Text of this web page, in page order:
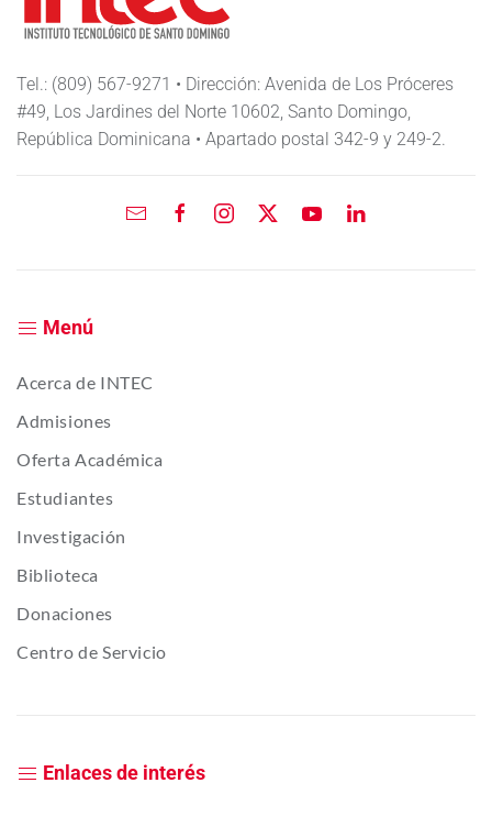
Tel.: (809) 567-9271 • Dirección: Avenida de Los Próceres
#49, Los Jardines del Norte 10602, Santo Domingo,
República Dominicana • Apartado postal 342-9 y 249-2.
Menú
Acerca de INTEC
Admisiones
Oferta Académica
Estudiantes
Investigación
Biblioteca
Donaciones
Centro de Servicio
Enlaces de interés